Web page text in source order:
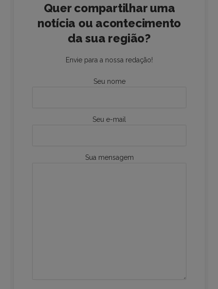
Quer compartilhar uma
notícia ou acontecimento
da sua região?
Envie para a nossa redação!
Seu nome
Seu e-mail
Sua mensagem